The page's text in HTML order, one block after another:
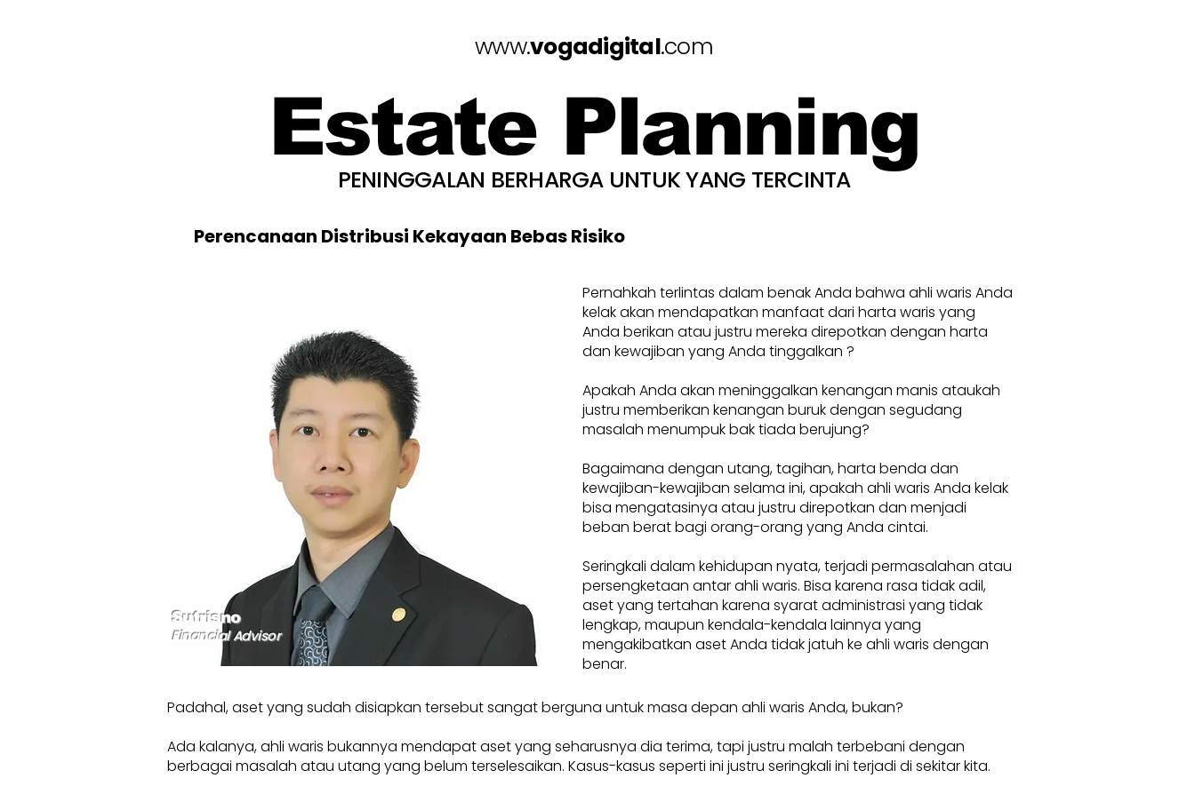
www.vogadigital.com
Estate Planning
PENINGGALAN BERHARGA UNTUK YANG TERCINTA
Perencanaan Distribusi Kekayaan Bebas Risiko
Financial Advisor
Sutrisno
Pernahkah terlintas dalam benak Anda bahwa ahli waris Anda
kelak akan mendapatkan manfaat dari harta waris yang
Anda berikan atau justru mereka direpotkan dengan harta
dan kewajiban yang Anda tinggalkan ?
Apakah Anda akan meninggalkan kenangan manis ataukah
justru memberikan kenangan buruk dengan segudang
masalah menumpuk bak tiada berujung?
Bagaimana dengan utang, tagihan, harta benda dan
kewajiban-kewajiban selama ini, apakah ahli waris Anda kelak
bisa mengatasinya atau justru direpotkan dan menjadi
beban berat bagi orang-orang yang Anda cintai.
Seringkali dalam kehidupan nyata, terjadi permasalahan atau
persengketaan antar ahli waris. Bisa karena rasa tidak adil,
aset yang tertahan karena syarat administrasi yang tidak
lengkap, maupun kendala-kendala lainnya yang
mengakibatkan aset Anda tidak jatuh ke ahli waris dengan
benar.
Padahal, aset yang sudah disiapkan tersebut sangat berguna untuk masa depan ahli waris Anda, bukan?
Ada kalanya, ahli waris bukannya mendapat aset yang seharusnya dia terima, tapi justru malah terbebani dengan
berbagai masalah atau utang yang belum terselesaikan. Kasus-kasus seperti ini justru seringkali ini terjadi di sekitar kita.